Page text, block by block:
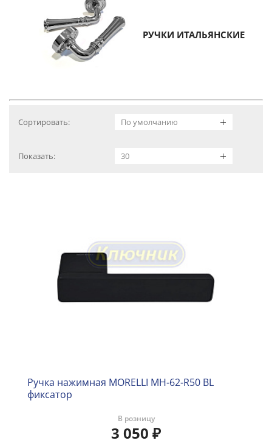
РУЧКИ ИТАЛЬЯНСКИЕ
Сортировать:
Показать:
Ручка нажимная MORELLI MH-62-R50 BL
фиксатор
В розницу
3 050 ₽